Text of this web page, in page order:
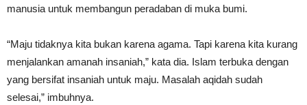
manusia untuk membangun peradaban di muka bumi.
“Maju tidaknya kita bukan karena agama. Tapi karena kita kurang
menjalankan amanah insaniah,” kata dia. Islam terbuka dengan
yang bersifat insaniah untuk maju. Masalah aqidah sudah
selesai,” imbuhnya.